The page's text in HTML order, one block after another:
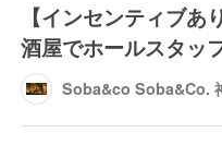
【インセンティブ
酒屋でホールスタッ
Soba&co Soba&Co.